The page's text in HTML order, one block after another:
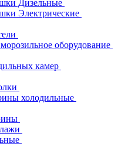
Дизельные
Электрические
оборудование
камер
холодильные